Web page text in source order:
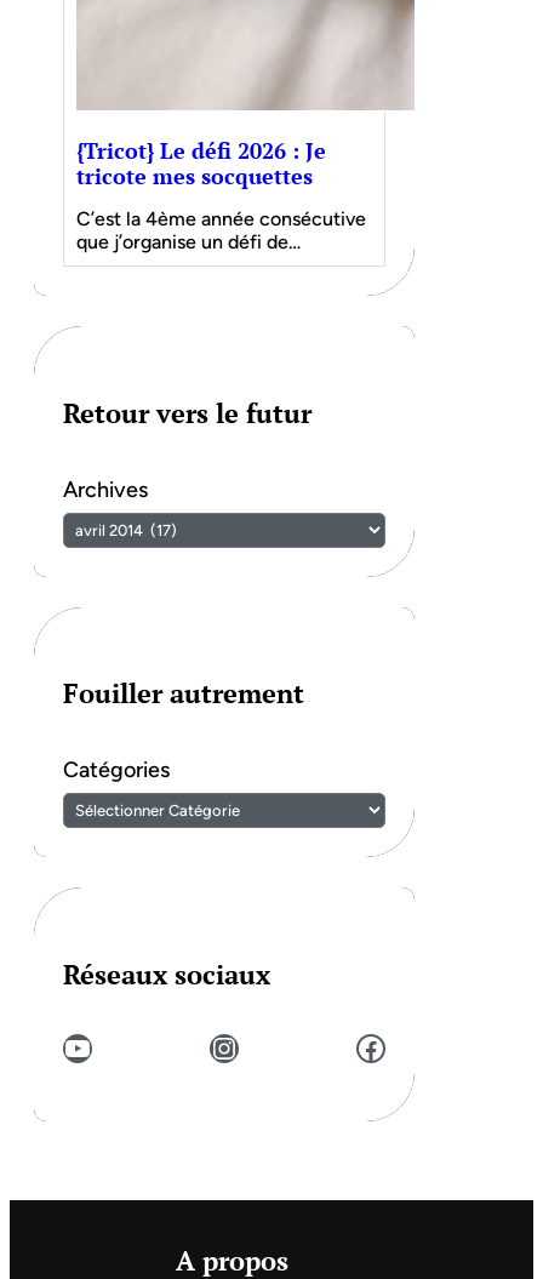
{Tricot} Le défi 2026 : Je
tricote mes socquettes
C’est la 4ème année consécutive
que j’organise un défi de…
Retour vers le futur
Archives
Fouiller autrement
Catégories
Réseaux sociaux
YouTube Instagram Facebook
A propos